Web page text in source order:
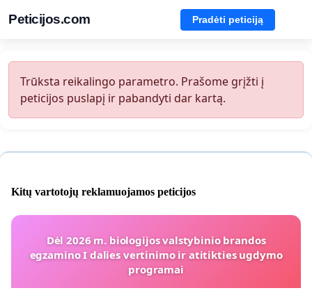
Peticijos.com Pradėti peticiją
Trūksta reikalingo parametro. Prašome grįžti į
peticijos puslapį ir pabandyti dar kartą.
Kitų vartotojų reklamuojamos peticijos
Dėl 2026 m. biologijos valstybinio brandos
egzamino I dalies vertinimo ir atitikties ugdymo
programai